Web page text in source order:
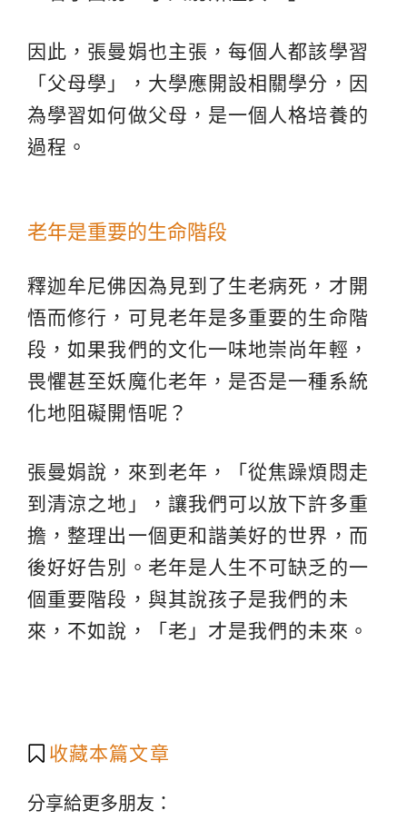
因此，張曼娟也主張，每個人都該學習
「父母學」，大學應開設相關學分，因
為學習如何做父母，是一個人格培養的
過程。
老年是重要的生命階段
釋迦牟尼佛因為見到了生老病死，才開
悟而修行，可見老年是多重要的生命階
段，如果我們的文化一味地崇尚年輕，
畏懼甚至妖魔化老年，是否是一種系統
化地阻礙開悟呢？
張曼娟說，來到老年，「從焦躁煩悶走
到清涼之地」，讓我們可以放下許多重
擔，整理出一個更和諧美好的世界，而
後好好告別。老年是人生不可缺乏的一
個重要階段，與其說孩子是我們的未
來，不如說，「老」才是我們的未來。
收藏本篇文章
分享給更多朋友：